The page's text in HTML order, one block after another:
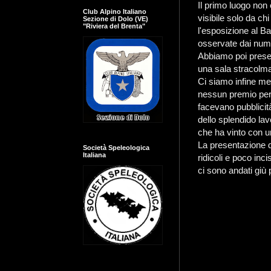
Il primo luogo
visibile solo da
l'esposizione al
osservate dai
Abbiamo poi
una sala
Ci siamo infine
nessun premio
facevano
dello splendido
che ha vinto con
La presentazione
ridicoli e poco
ci sono andati giù
Club Alpino Italiano
Sezione di Dolo (VE)
"Riviera del Brenta"
Società Speleologica
Italiana